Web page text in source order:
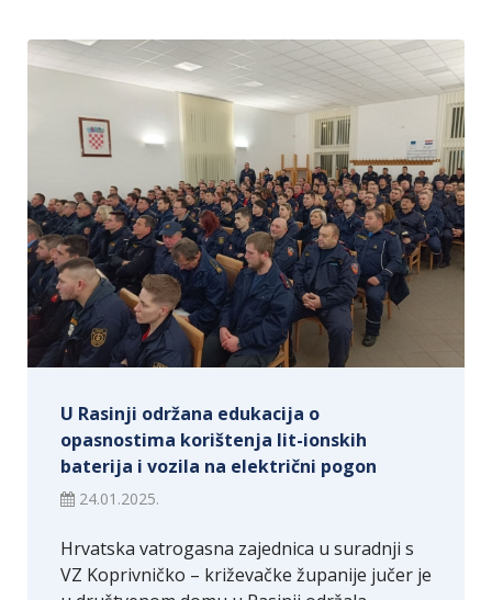
U Rasinji održana edukacija o
opasnostima korištenja lit-ionskih
baterija i vozila na električni pogon
24.01.2025.
Hrvatska vatrogasna zajednica u suradnji s
VZ Koprivničko – križevačke županije jučer je